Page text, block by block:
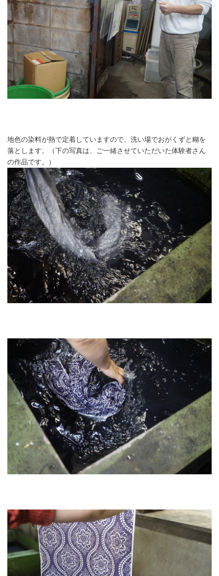
地色の染料が熱で定着していますので、洗い場でおがくずと糊を
落とします。（下の写真は、ご一緒させていただいた体験者さん
の作品です。）